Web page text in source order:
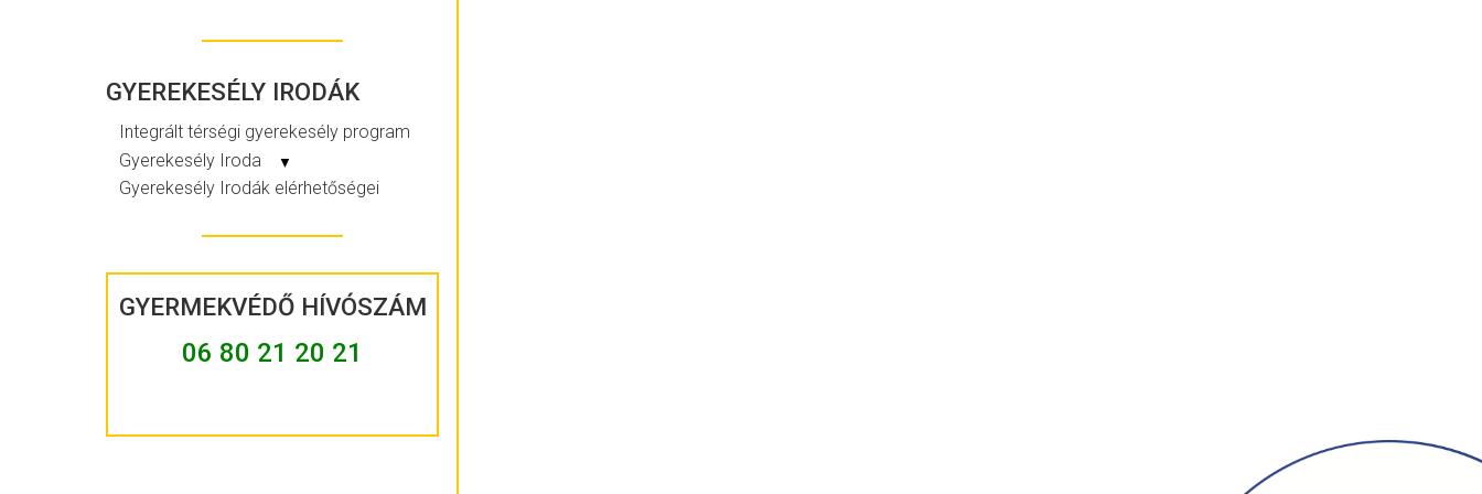
GYEREKESÉLY IRODÁK
Integrált térségi gyerekesély program
Gyerekesély Iroda
▼
Gyerekesély Irodák elérhetőségei
GYERMEKVÉDŐ HÍVÓSZÁM
06 80 21 20 21